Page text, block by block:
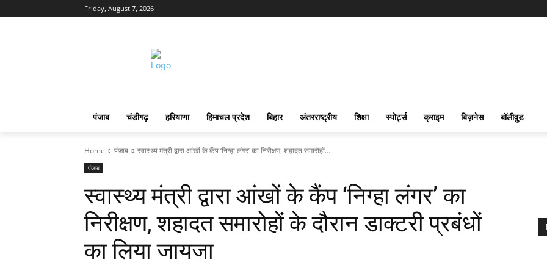
Friday, August 7, 2026
पंजाब चंडीगढ़ हरियाणा हिमाचल प्रदेश बिहार अंतरराष्ट्रीय शिक्षा स्पोर्ट्स क्राइम बिज़नेस बॉलीवुड
Home पंजाब स्वास्थ्य मंत्री द्वारा आंखों के कैंप ‘निग्हा लंगर’ का निरीक्षण, शहादत समारोहों...
पंजाब
स्वास्थ्य मंत्री द्वारा आंखों के कैंप ‘निग्हा लंगर’ का
निरीक्षण, शहादत समारोहों के दौरान डाक्टरी प्रबंधों
का लिया जायजा